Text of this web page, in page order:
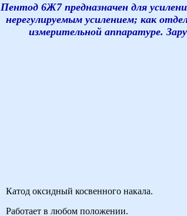
Пентод 6Ж7 предназначен для
нерегулируемым усилением; как
измерительной аппаратуре.
Катод оксидный косвенного накала.
Работает в любом положении.